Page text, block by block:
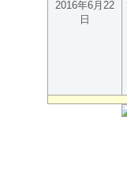
2016年6月22
日